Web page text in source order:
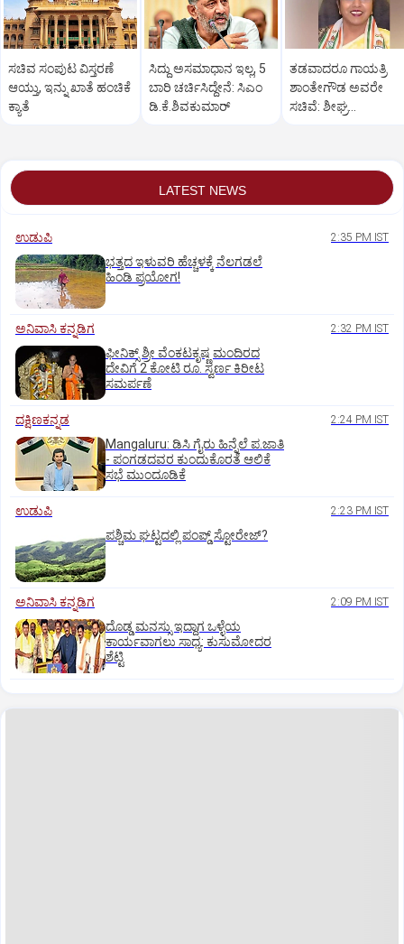
ಸಚಿವ ಸಂಪುಟ ವಿಸ್ತರಣೆ
ಆಯ್ತು, ಇನ್ನು ಖಾತೆ ಹಂಚಿಕೆ
ಕ್ಯಾತೆ
ಸಿದ್ದು ಅಸಮಾಧಾನ ಇಲ್ಲ, 5
ಬಾರಿ ಚರ್ಚಿಸಿದ್ದೇನೆ: ಸಿಎಂ
ಡಿ.ಕೆ.ಶಿವಕುಮಾರ್
ತಡವಾದರೂ ಗಾಯತ್ರಿ
ಶಾಂತೇಗೌಡ ಅವರೇ
ಸಚಿವೆ: ಶೀಘ್ರ
LATEST NEWS
ಉಡುಪಿ 2:35 PM IST
ಭತ್ತದ ಇಳುವರಿ ಹೆಚ್ಚಳಕ್ಕೆ ನೆಲಗಡಲೆ
ಹಿಂಡಿ ಪ್ರಯೋಗ!
ಅನಿವಾಸಿ ಕನ್ನಡಿಗ 2:32 PM IST
ಫೀನಿಕ್ಸ್ ಶ್ರೀ ವೆಂಕಟಕೃಷ್ಣ ಮಂದಿರದ
ದೇವಿಗೆ 2 ಕೋಟಿ ರೂ. ಸ್ವರ್ಣ ಕಿರೀಟ
ಸಮರ್ಪಣೆ
ದಕ್ಷಿಣಕನ್ನಡ 2:24 PM IST
Mangaluru: ಡಿಸಿ ಗೈರು ಹಿನ್ನೆಲೆ ಪ.ಜಾತಿ
- ಪಂಗಡದವರ ಕುಂದುಕೊರತೆ ಆಲಿಕೆ
ಸಭೆ ಮುಂದೂಡಿಕೆ
ಉಡುಪಿ 2:23 PM IST
ಪಶ್ಚಿಮ ಘಟ್ಟದಲ್ಲಿ ಪಂಪ್ಡ್ ಸ್ಟೋರೇಜ್‌?
ಅನಿವಾಸಿ ಕನ್ನಡಿಗ 2:09 PM IST
ದೊಡ್ಡ ಮನಸ್ಸು ಇದ್ದಾಗ ಒಳ್ಳೆಯ
ಕಾರ್ಯವಾಗಲು ಸಾಧ್ಯ: ಕುಸುಮೋದರ
ಶೆಟ್ಟಿ